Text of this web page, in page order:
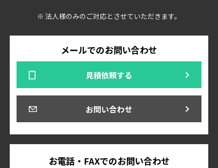
※ 法人様のみのご対応とさせていただきます。
メールでのお問い合わせ
見積依頼する
お問い合わせ
お電話・FAXでのお問い合わせ